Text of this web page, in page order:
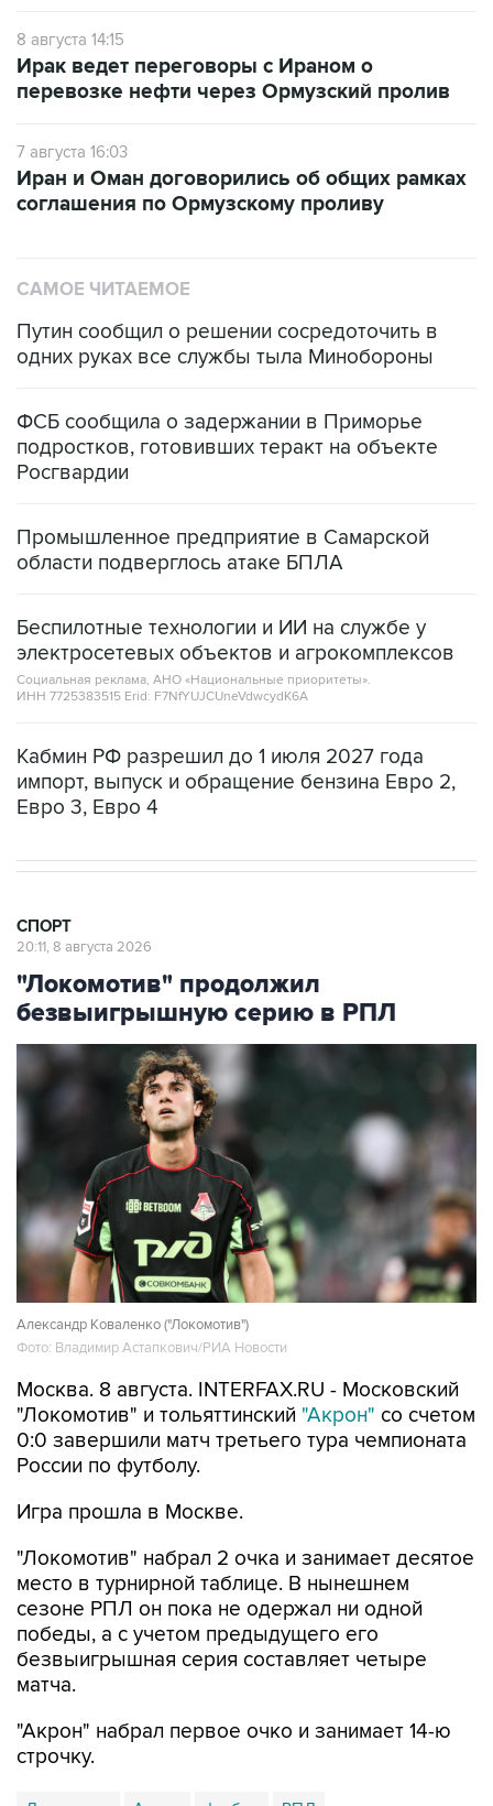
8 августа 14:15
Ирак ведет переговоры с Ираном о
перевозке нефти через Ормузский пролив
7 августа 16:03
Иран и Оман договорились об общих рамках
соглашения по Ормузскому проливу
САМОЕ ЧИТАЕМОЕ
Путин сообщил о решении сосредоточить в
одних руках все службы тыла Минобороны
ФСБ сообщила о задержании в Приморье
подростков, готовивших теракт на объекте
Росгвардии
Промышленное предприятие в Самарской
области подверглось атаке БПЛА
Беспилотные технологии и ИИ на службе у
электросетевых объектов и агрокомплексов
Социальная реклама, АНО «Национальные приоритеты».
ИНН 7725383515 Erid: F7NfYUJCUneVdwcydK6A
Кабмин РФ разрешил до 1 июля 2027 года
импорт, выпуск и обращение бензина Евро 2,
Евро 3, Евро 4
СПОРТ
20:11, 8 августа 2026
"Локомотив" продолжил
безвыигрышную серию в РПЛ
Александр Коваленко ("Локомотив")
Фото: Владимир Астапкович/РИА Новости
Москва. 8 августа. INTERFAX.RU - Московский
"Локомотив" и тольяттинский "Акрон" со счетом
0:0 завершили матч третьего тура чемпионата
России по футболу.
Игра прошла в Москве.
"Локомотив" набрал 2 очка и занимает десятое
место в турнирной таблице. В нынешнем
сезоне РПЛ он пока не одержал ни одной
победы, а с учетом предыдущего его
безвыигрышная серия составляет четыре
матча.
"Акрон" набрал первое очко и занимает 14-ю
строчку.